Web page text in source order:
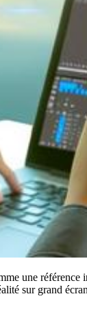
une
sur grand